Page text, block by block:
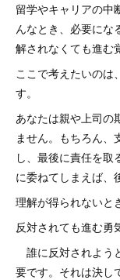
留学やキャリアの中
んなとき、必要にな
解されなくても進む
ここで考えたいのは
す。
あなたは親や上司の
ません。もちろん、
し、最後に責任を
に委ねてしまえば、
理解が得られないと
反対されても進む勇
誰に反対されよう
要です。それは決し